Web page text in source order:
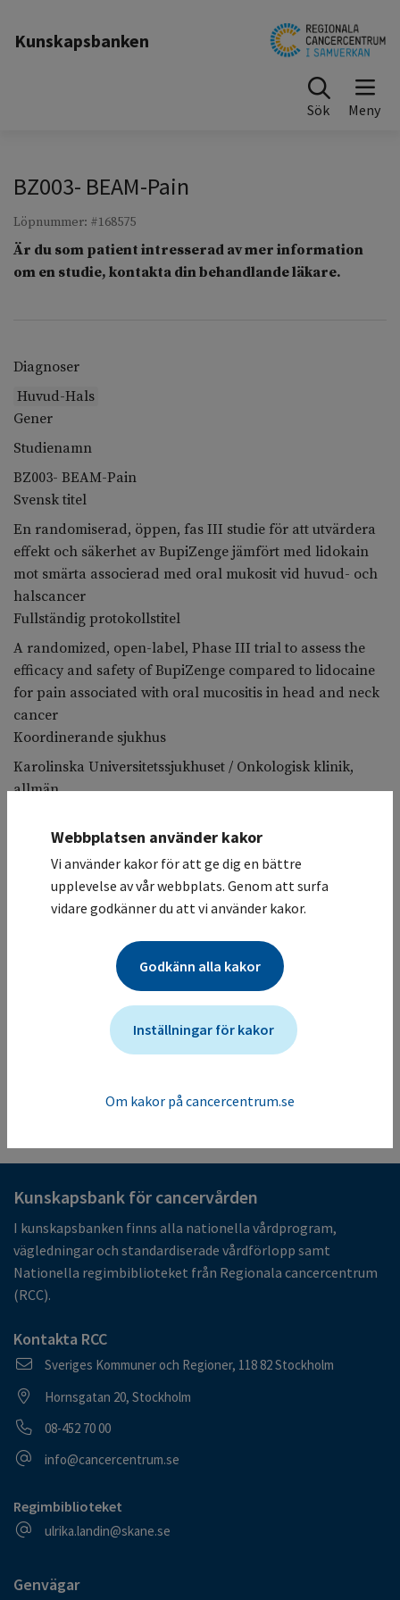
Kunskapsbanken
Sök
BZ003- BEAM-Pain
Löpnummer: #168575
Är du som patient intresserad av mer information
om en studie, kontakta din behandlande läkare.
Diagnoser
Huvud-Hals
Gener
Studienamn
BZ003- BEAM-Pain
Svensk titel
En randomiserad, öppen, fas III studie för att utvärdera
effekt och säkerhet av BupiZenge jämfört med lidokain
mot smärta associerad med oral mukosit vid huvud- och
halscancer
Fullständig protokollstitel
A randomized, open-label, Phase III trial to assess the
efficacy and safety of BupiZenge compared to lidocaine
for pain associated with oral mucositis in head and neck
cancer
Koordinerande sjukhus
Karolinska Universitetssjukhuset / Onkologisk klinik,
allmän
Karolinska Universitetssjukhuset / Onkologisk klinik,
allmän
Studiesammanfattning
En studie för att utvärdera effekten, säkerheten och
toleransen av smärtläkemedlet BupiZenge mot smärta
associerad med oral mucositis . Patienterna
randomiseras 2:1 till behandling med BupiZenge
sugtablett eller Lidokain munskölj.
Mer information om studien för vårdgivare
Studien ändrades senast: (2026-06-01)
Webbplatsen använder kakor
Vi använder kakor för att ge dig en bättre
upplevelse av vår webbplats. Genom att surfa
vidare godkänner du att vi använder kakor.
Godkänn alla kakor
Inställningar för kakor
Om kakor på cancercentrum.se
Kunskapsbank för cancervården
I kunskapsbanken finns alla nationella vårdprogram,
vägledningar och standardiserade vårdförlopp samt
Nationella regimbiblioteket från Regionala cancercentrum
(RCC).
Kontakta RCC
Postadress
Sveriges Kommuner och Regioner, 118 82 Stockholm
Besöksadress
Hornsgatan 20, Stockholm
Telefonnummer
08-452 70 00
E-postadress
info@cancercentrum.se
Regimbiblioteket
E-postadress
ulrika.landin@skane.se
Genvägar